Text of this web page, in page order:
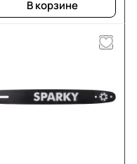
В корзине